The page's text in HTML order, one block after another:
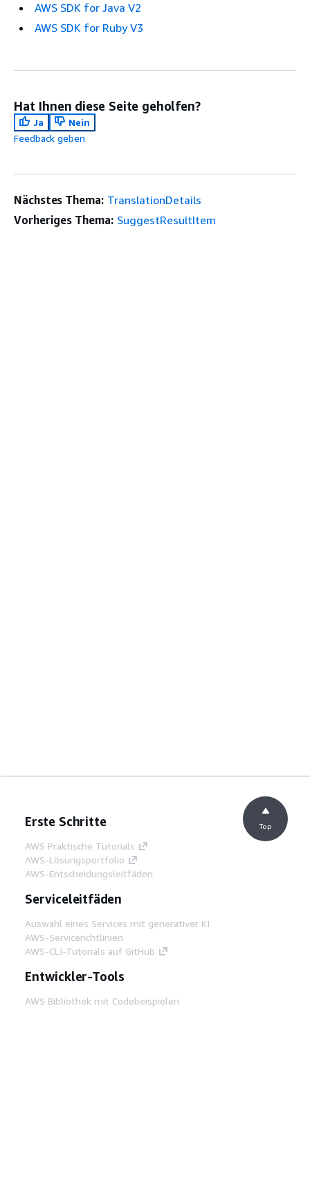
AWS SDK for Java V2
AWS SDK for Ruby V3
Hat Ihnen diese Seite geholfen?
Ja
Nein
Feedback geben
Nächstes Thema: TranslationDetails
Vorheriges Thema: SuggestResultItem
Erste Schritte
AWS Praktische Tutorials
AWS-Lösungsportfolio
AWS-Entscheidungsleitfäden
Serviceleitfäden
Auswahl eines Services mit generativer KI
AWS-Servicerichtlinien
AWS-CLI-Tutorials auf GitHub
Entwickler-Tools
AWS Bibliothek mit Codebeispielen
Top